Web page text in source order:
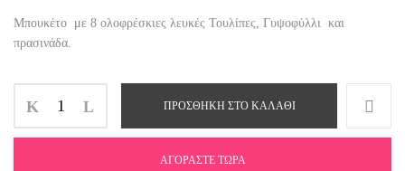
Μπουκέτο με 8 ολοφρέσκιες λευκές Τουλίπες, Γυψοφύλλι και
πρασινάδα.
ΠΡΟΣΘΉΚΗ ΣΤΟ ΚΑΛΆΘΙ
ΑΓΟΡΆΣΤΕ ΤΏΡΑ